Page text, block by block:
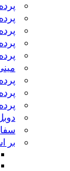
بر